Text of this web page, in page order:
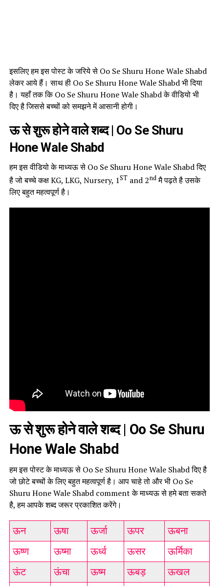
इसलिए हम इस पोस्ट के जरिये से Oo Se Shuru Hone Wale Shabd
लेकर आये हैं। साथ ही Oo Se Shuru Hone Wale Shabd भी दिया
है। यहाँ तक कि Oo Se Shuru Hone Wale Shabd के वीडियो भी
दिए है जिससे बच्चों को समझने में आसानी होगी।
ऊ से शुरू होने वाले शब्द | Oo Se Shuru
Hone Wale Shabd
हम इस वीडियो के माध्यऊ से Oo Se Shuru Hone Wale Shabd दिए
है जो बच्चे कक्ष KG, LKG, Nursery, 1STand 2ndमै पढ़ते है उसके
लिए बहुत महत्वपूर्ण है।
ऊ से शुरू होने वाले शब्द | Oo Se Shuru
Hone Wale Shabd
हम इस पोस्ट के माध्यऊ से Oo Se Shuru Hone Wale Shabd दिए है
जो छोटे बच्चों के लिए बहुत महत्वपूर्ण है। आप चाहे तो और भी Oo Se
Shuru Hone Wale Shabd comment के माध्यऊ से हमे बता सकते
है, हम आपके शब्द जरूर प्रकाशित करेंगे।
ऊन ऊषा ऊर्जा ऊपर
ऊबना
ऊष्ण
ऊष्मा ऊर्ध्व ऊसर
ऊर्मिका
ऊंट
ऊंचा ऊष्म ऊबड़
ऊखल